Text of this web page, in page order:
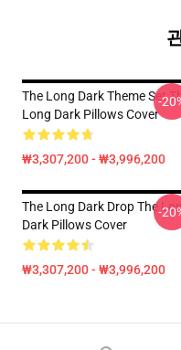
The Long Dark Theme Set
Long Dark Pillows Cover
₩3,307,200 - ₩3,996,200
-
The Long Dark Drop The
Dark Pillows Cover
₩3,307,200 - ₩3,996,200
-